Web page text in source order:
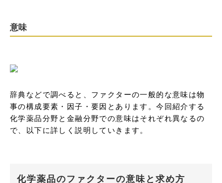
意味
辞典などで調べると、ファクターの一般的な意味は物
事の構成要素・因子・要因とあります。今回紹介する
化学薬品分野と金融分野での意味はそれぞれ異なるの
で、以下に詳しく説明していきます。
化学薬品のファクターの意味と求め方